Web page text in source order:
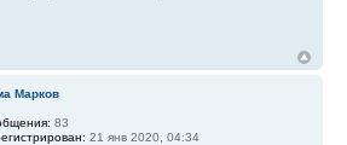
Марков
83
21 янв 2020, 04:34